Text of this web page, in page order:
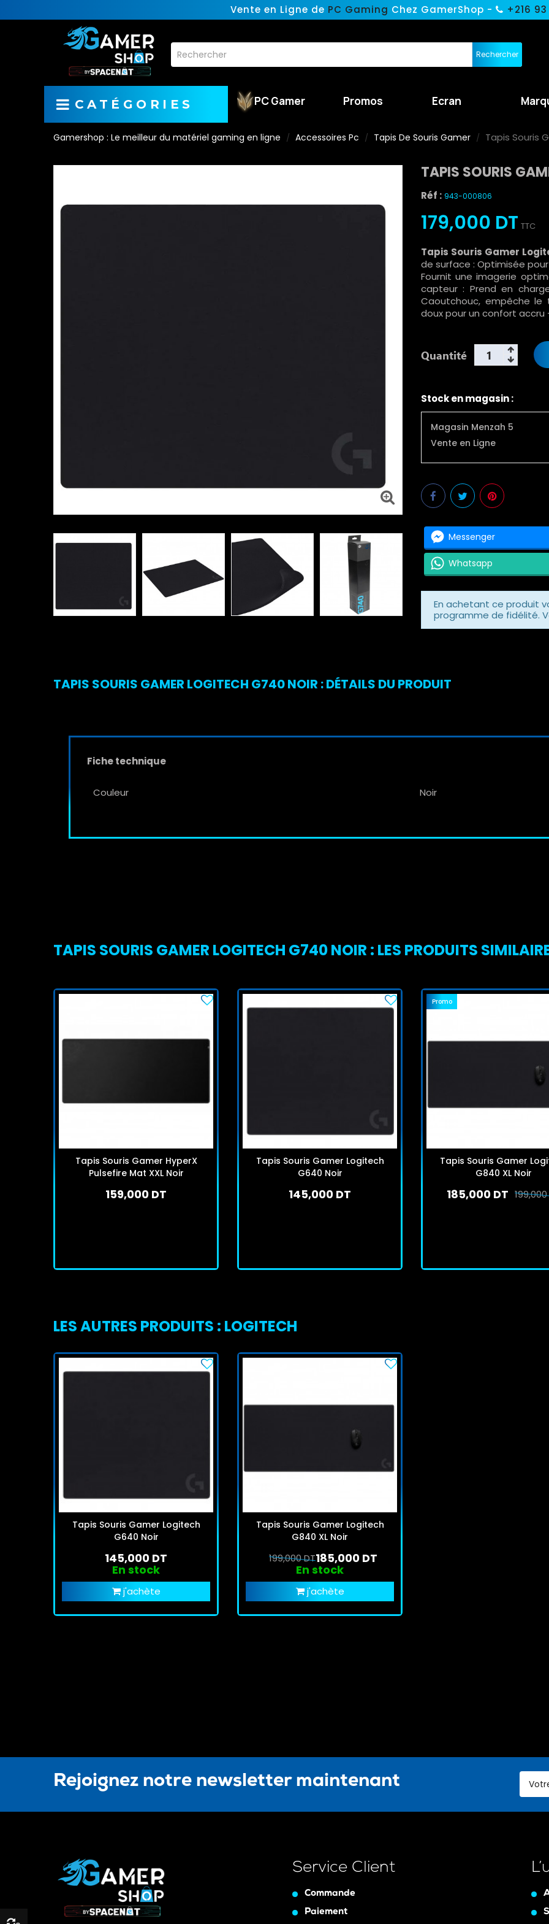
Vente en Ligne de PC Gaming Chez GamerShop - +216
Rechercher
CATÉGORIES PC Gamer Promos Ecran
Gamershop : Le meilleur du matériel gaming en ligne Accessoires Pc Tapis De Souris Gamer Tapis Souris
TAPIS SOURIS
Réf : 943-000806
179,000 DT TTC
Tapis Souris Gamer
de surface : Optimisée
Fournit une imagerie
capteur : Prend en
Caoutchouc, empêche
doux pour un confort
Quantité
Stock en magasin :
Magasin Menzah 5
Vente en Ligne
Messenger
Whatsapp
En achetant ce produit
programme de fidélité.
TAPIS SOURIS GAMER LOGITECH G740 NOIR : DÉTAILS DU PRODUIT
Fiche technique
Couleur Noir
TAPIS SOURIS GAMER LOGITECH G740 NOIR : LES PRODUITS
Tapis Souris Gamer HyperX
Pulsefire Mat XXL Noir
159,000 DT
Tapis Souris Gamer Logitech
G640 Noir
145,000 DT
Promo
Tapis Souris Gamer
G840 XL Noir
185,000 DT
LES AUTRES PRODUITS : LOGITECH
Tapis Souris Gamer Logitech
G640 Noir
145,000 DT
En stock
j'achète
Tapis Souris Gamer Logitech
G840 XL Noir
185,000 DT
199,000 DT
En stock
j'achète
Rejoignez notre newsletter maintenant
Service Client
Commande
Paiement